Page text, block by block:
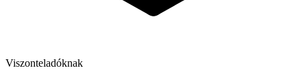
Viszonteladóknak